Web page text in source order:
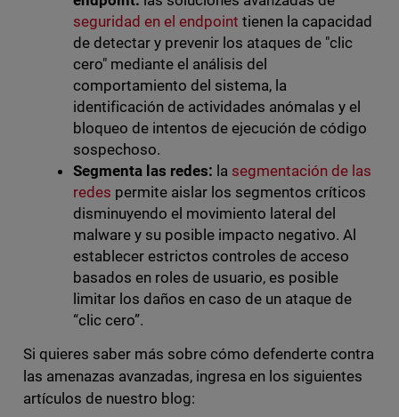
seguridad en el endpoint tienen la capacidad
de detectar y prevenir los ataques de "clic
cero" mediante el análisis del
comportamiento del sistema, la
identificación de actividades anómalas y el
bloqueo de intentos de ejecución de código
sospechoso.
Segmenta las redes: la segmentación de las
redes permite aislar los segmentos críticos
disminuyendo el movimiento lateral del
malware y su posible impacto negativo. Al
establecer estrictos controles de acceso
basados en roles de usuario, es posible
limitar los daños en caso de un ataque de
“clic cero”.
Si quieres saber más sobre cómo defenderte contra
las amenazas avanzadas, ingresa en los siguientes
artículos de nuestro blog: